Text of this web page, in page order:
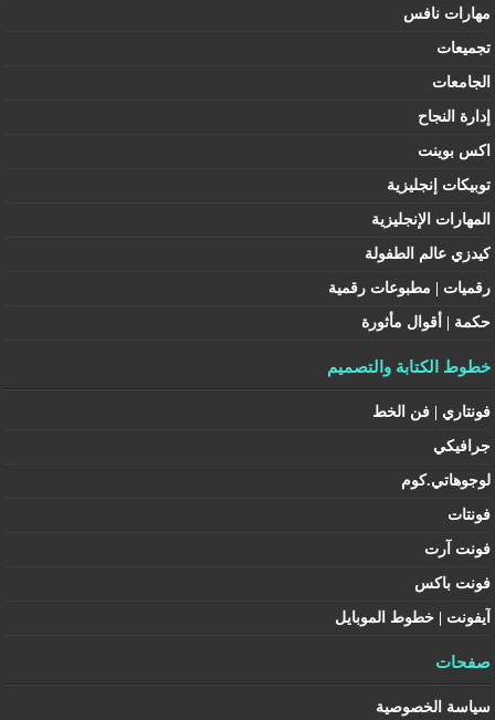
مهارات نافس
تجميعات
الجامعات
إدارة النجاح
اكس بوينت
توبيكات إنجليزية
المهارات الإنجليزية
كيدزي عالم الطفولة
رقميات | مطبوعات رقمية
حكمة | أقوال مأثورة
خطوط الكتابة والتصميم
فونتاري | فن الخط
جرافيكي
لوجوهاتي.كوم
فونتات
فونت آرت
فونت باكس
آيفونت | خطوط الموبايل
صفحات
سياسة الخصوصية